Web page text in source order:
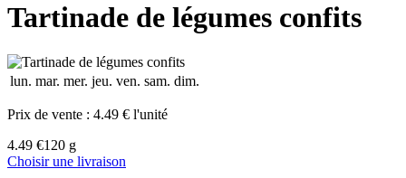
Tartinade de légumes confits
lun. mar. mer. jeu. ven. sam. dim.
Prix de vente : 4.49 € l'unité
4.49 €120 g
Choisir une livraison